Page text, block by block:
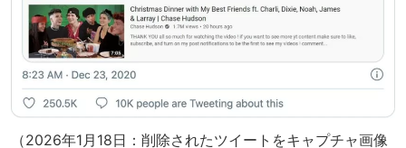
（2026年1月18日：削除されたツイートをキャプチャ画像